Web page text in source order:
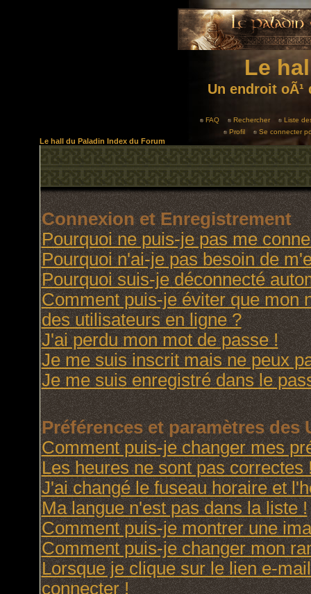
Le
Un endroit
FAQ Rechercher
Liste
Profil
Se connecter
Le hall du Paladin Index du Forum
Connexion et Enregistrement
Pourquoi ne puis-je pas me
Pourquoi n'ai-je pas besoin de
Pourquoi suis-je déconnecté
Comment puis-je éviter que mon
des utilisateurs en ligne ?
J'ai perdu mon mot de passe !
Je me suis inscrit mais ne peux
Je me suis enregistré dans le
Préférences et paramètres des
Comment puis-je changer mes
Les heures ne sont pas correctes
J'ai changé le fuseau horaire et
Ma langue n'est pas dans la liste !
Comment puis-je montrer une
Comment puis-je changer mon
Lorsque je clique sur le lien e-
connecter !